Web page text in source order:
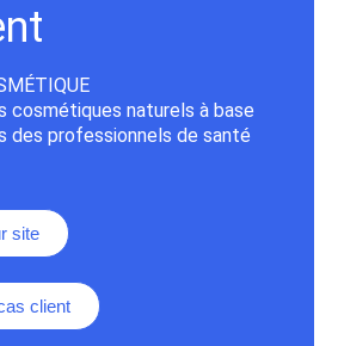
cosmétiques naturels à base
des professionnels de santé
site
client